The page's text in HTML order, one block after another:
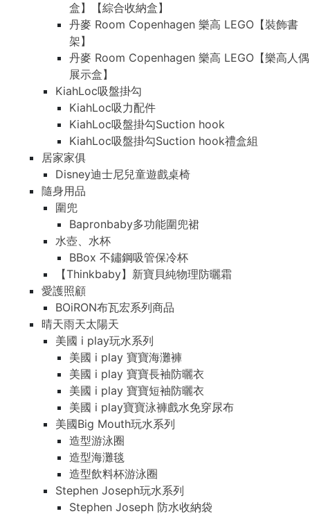
盒】【綜合收納盒】
丹麥 Room Copenhagen 樂高 LEGO【裝飾書
架】
丹麥 Room Copenhagen 樂高 LEGO【樂高人偶
展示盒】
KiahLoc吸盤掛勾
KiahLoc吸力配件
KiahLoc吸盤掛勾Suction hook
KiahLoc吸盤掛勾Suction hook禮盒組
居家家俱
Disney迪士尼兒童遊戲桌椅
隨身用品
圍兜
Bapronbaby多功能圍兜裙
水壺、水杯
BBox 不鏽鋼吸管保冷杯
【Thinkbaby】新寶貝純物理防曬霜
愛護照顧
BOiRON布瓦宏系列商品
晴天雨天太陽天
美國 i play玩水系列
美國 i play 寶寶海灘褲
美國 i play 寶寶長袖防曬衣
美國 i play 寶寶短袖防曬衣
美國 i play寶寶泳褲戲水免穿尿布
美國Big Mouth玩水系列
造型游泳圈
造型海灘毯
造型飲料杯游泳圈
Stephen Joseph玩水系列
Stephen Joseph 防水收納袋